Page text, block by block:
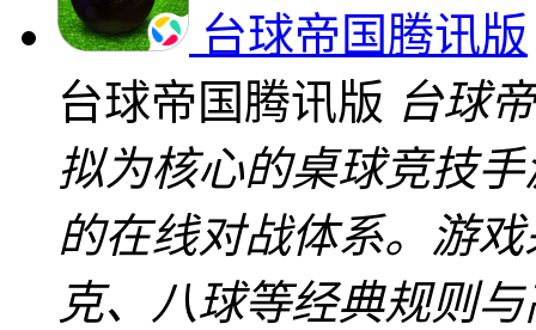
台球帝国腾讯版
台球帝国腾讯版 台球
拟为核心的桌球竞技
的在线对战体系。游
克、八球等经典规则